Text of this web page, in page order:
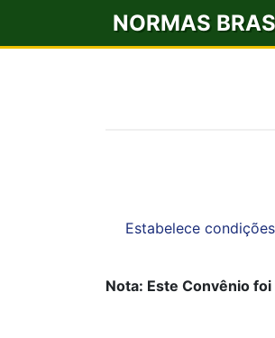
NORMAS
Estabelece
Nota: Este Convênio